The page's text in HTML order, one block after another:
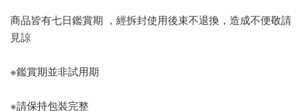
商品皆有七日鑑賞期 ，經拆封使用後束不退換，造成不便敬請
見諒
※鑑賞期並非試用期
※請保持包裝完整